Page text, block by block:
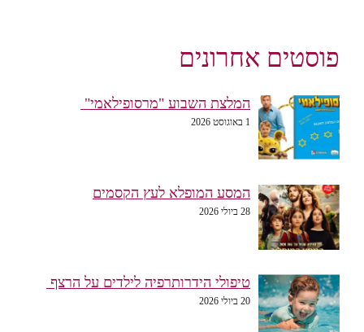
פוסטים אחרונים
המלצת השבוע "מרסופילאמי"
1 באוגוסט 2026
המסע המופלא לעץ הקסמים
28 ביולי 2026
טיפולי הידרותרפיה לילדים על הרצף
20 ביולי 2026